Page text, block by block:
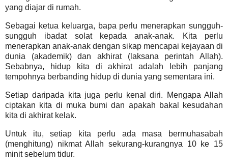
yang diajar di rumah.
Sebagai ketua keluarga, bapa perlu menerapkan sungguh-
sungguh ibadat solat kepada anak-anak. Kita perlu
menerapkan anak-anak dengan sikap mencapai kejayaan di
dunia (akademik) dan akhirat (laksana perintah Allah).
Sebabnya, hidup kita di akhirat adalah lebih panjang
tempohnya berbanding hidup di dunia yang sementara ini.
Setiap daripada kita juga perlu kenal diri. Mengapa Allah
ciptakan kita di muka bumi dan apakah bakal kesudahan
kita di akhirat kelak.
Untuk itu, setiap kita perlu ada masa bermuhasabah
(menghitung) nikmat Allah sekurang-kurangnya 10 ke 15
minit sebelum tidur.